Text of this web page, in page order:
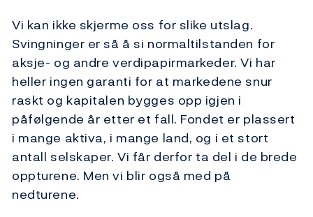
Vi kan ikke skjerme oss for slike utslag.
Svingninger er så å si normaltilstanden for
aksje- og andre verdipapirmarkeder. Vi har
heller ingen garanti for at markedene snur
raskt og kapitalen bygges opp igjen i
påfølgende år etter et fall. Fondet er plassert
i mange aktiva, i mange land, og i et stort
antall selskaper. Vi får derfor ta del i de brede
oppturene. Men vi blir også med på
nedturene.